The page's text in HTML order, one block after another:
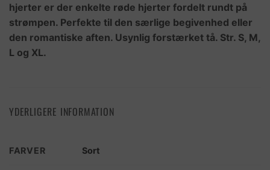
hjerter er der enkelte røde hjerter fordelt rundt på
strømpen. Perfekte til den særlige begivenhed eller
den romantiske aften. Usynlig forstærket tå. Str. S, M,
L og XL.
YDERLIGERE INFORMATION
FARVER Sort